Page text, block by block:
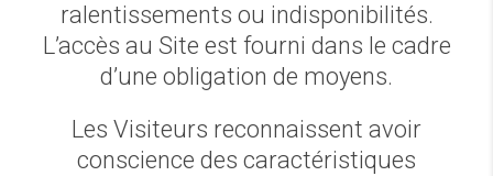
ralentissements ou indisponibilités.
L’accès au Site est fourni dans le cadre
d’une obligation de moyens.
Les Visiteurs reconnaissent avoir
conscience des caractéristiques